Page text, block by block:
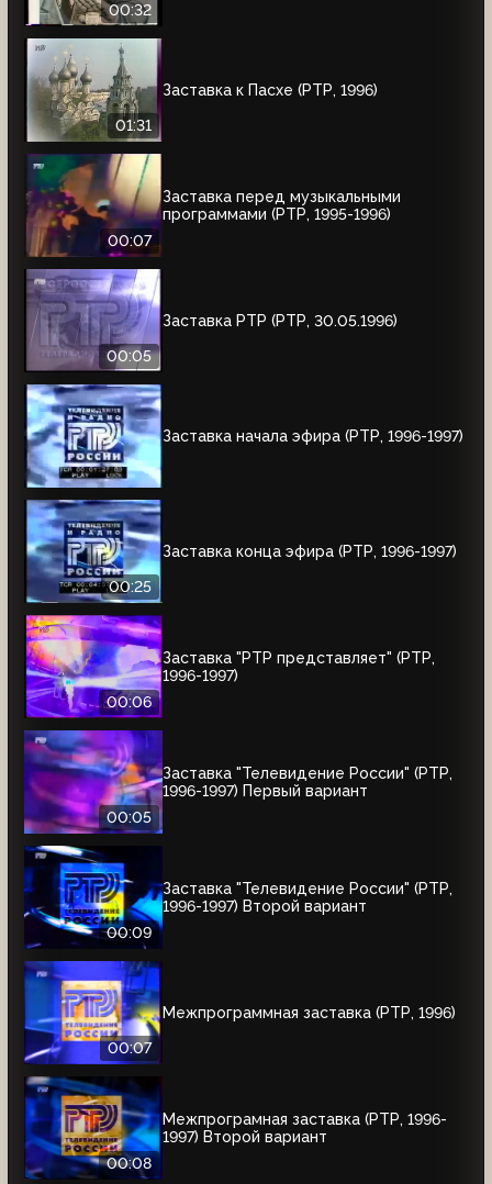
00:32
01:31
Заставка к Пасхе (РТР, 1996)
00:07
Заставка перед музыкальными
программами (РТР, 1995-1996)
00:05
Заставка РТР (РТР, 30.05.1996)
Заставка начала эфира (РТР, 1996-1997)
00:25
Заставка конца эфира (РТР, 1996-1997)
00:06
Заставка "РТР представляет" (РТР,
1996-1997)
00:05
Заставка "Телевидение России" (РТР,
1996-1997) Первый вариант
00:09
Заставка "Телевидение России" (РТР,
1996-1997) Второй вариант
00:07
Межпрограммная заставка (РТР, 1996)
00:08
Межпрограмная заставка (РТР, 1996-
1997) Второй вариант